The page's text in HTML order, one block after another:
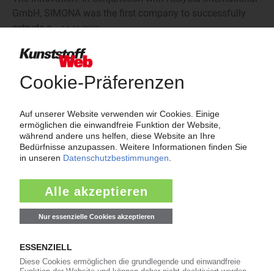
GmbH, SIMONA was the first company to successfully
extrude a…14.11.2013
SIMONA AG - SIMOWOOD - extrudierte Platten made of
Resysta®
Die Neuheit: In Zusammenarbeit mit der Resysta
International GmbH ist es SIMONA als erstem
Unternehmen gelungen, ein…14.11.2013
« Zurück
Videos nach Themen